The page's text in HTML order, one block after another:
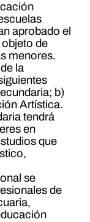
aprobado el
de
menores.
la
b)
Artística.
tendrá
en
que
se
de